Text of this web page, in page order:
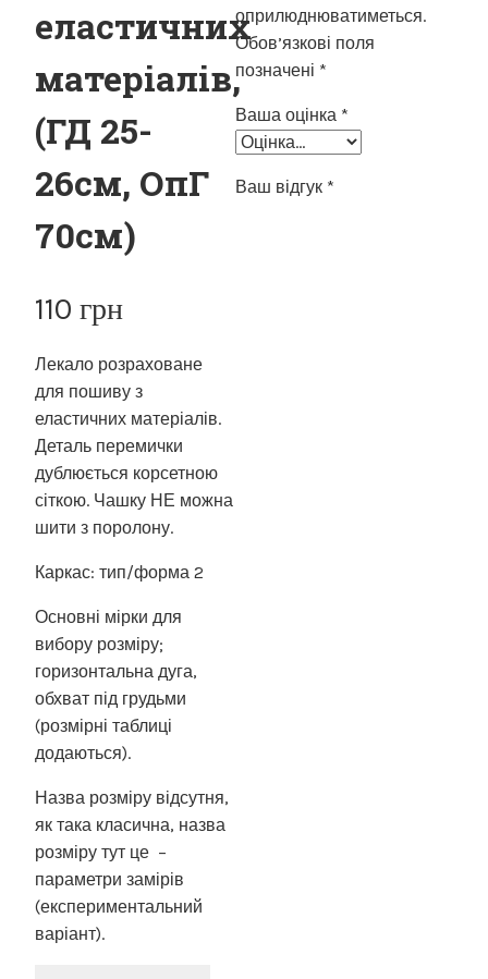
еластичних
матеріалів,
(ГД 25-
26см, ОпГ
70см)
110 грн
Лекало розраховане
для пошиву з
еластичних матеріалів.
Деталь перемички
дублюється корсетною
сіткою. Чашку НЕ можна
шити з поролону.
Каркас: тип/форма 2
Основні мірки для
вибору розміру;
горизонтальна дуга,
обхват під грудьми
(розмірні таблиці
додаються).
Назва розміру відсутня,
як така класична, назва
розміру тут це –
параметри замірів
(експериментальний
варіант).
оприлюднюватиметься.
Обов’язкові поля
позначені *
Ваша оцінка *
Ваш відгук *